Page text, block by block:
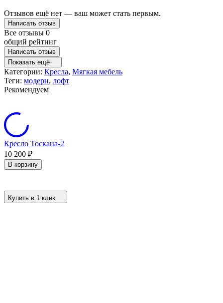
Отзывов ещё нет — ваш может стать первым.
Написать отзыв
Все отзывы 0
общий рейтинг
Написать отзыв
Показать ещё
Категории: Кресла, Мягкая мебель
Теги: модерн, лофт
Рекомендуем
Кресло Тоскана-2
10 200 ₽
В корзину
Купить в 1 клик